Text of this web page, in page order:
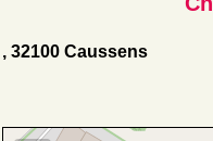
, 32100 Caussens